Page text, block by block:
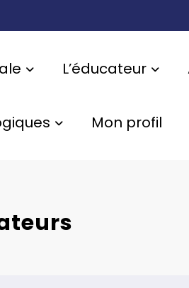
L’éducateur
Mon profil